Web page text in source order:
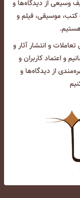
از دیدگاه‌ها و
کتب، موسیقی، فیلم و
و انتشار آثار و
و اعتماد کاربران و
از دیدگاه‌ها و